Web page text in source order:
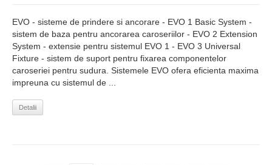
EVO - sisteme de prindere si ancorare - EVO 1 Basic System -
sistem de baza pentru ancorarea caroseriilor - EVO 2 Extension
System - extensie pentru sistemul EVO 1 - EVO 3 Universal
Fixture - sistem de suport pentru fixarea componentelor
caroseriei pentru sudura. Sistemele EVO ofera eficienta maxima
impreuna cu sistemul de ...
Detalii